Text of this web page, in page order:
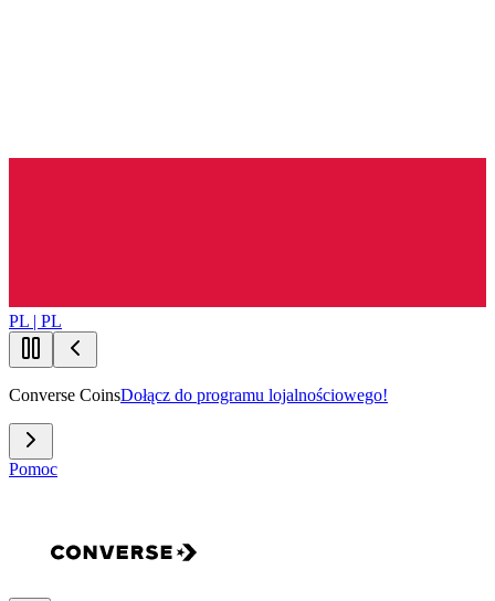
PL | PL
Converse CoinsDołącz do programu lojalnościowego!
Pomoc